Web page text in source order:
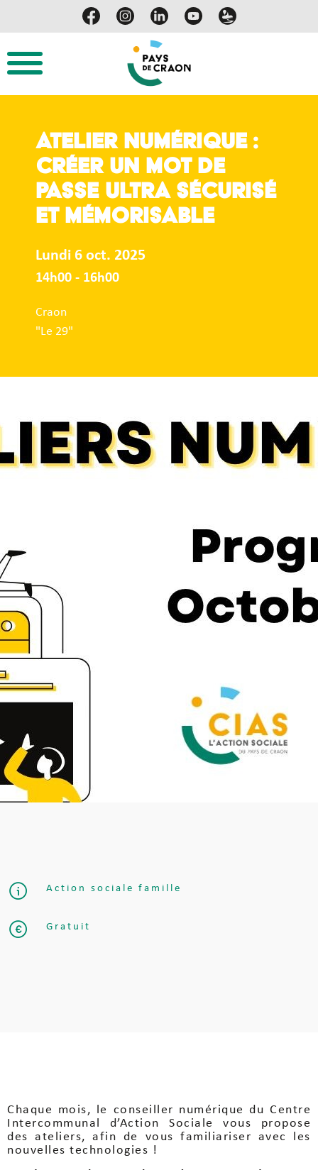
Atelier numérique :
Créer un mot de
passe ultra sécurisé
et mémorisable
Lundi 6 oct. 2025
14h00 - 16h00
Craon
"Le 29"
Chaque mois, le conseiller numérique du Centre
Intercommunal d’Action Sociale vous propose
des ateliers, afin de vous familiariser avec les
nouvelles technologies !
Action sociale famille
Gratuit